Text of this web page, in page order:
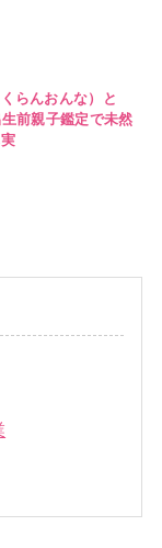
らんおんな）と
前親子鑑定で未然